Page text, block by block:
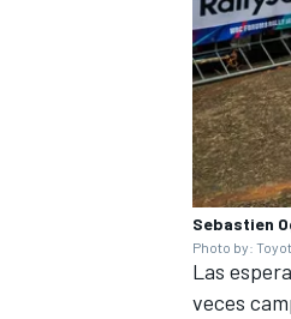
Sebastien
Photo by:
Las
veces